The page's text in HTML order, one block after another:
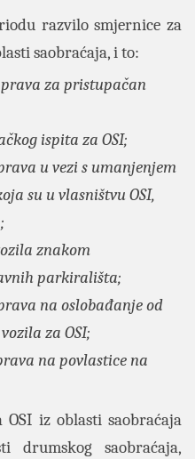
razvilo smjernice za
saobraćaja, i to:
za pristupačan
ispita za OSI;
u vezi s umanjenjem
su u vlasništvu OSI,
;
znakom
parkirališta;
na oslobađanje od
za OSI;
na povlastice na
iz oblasti saobraćaja
saobraćaja,